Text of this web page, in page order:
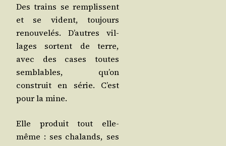
Des trains se rem­plissent
et se vident, tou­jours
renou­ve­lés. D’autres vil­
lages sortent de terre,
avec des cases toutes
sem­blables, qu’on
construit en série. C’est
pour la mine.
Elle pro­duit tout elle-
même : ses cha­lands, ses